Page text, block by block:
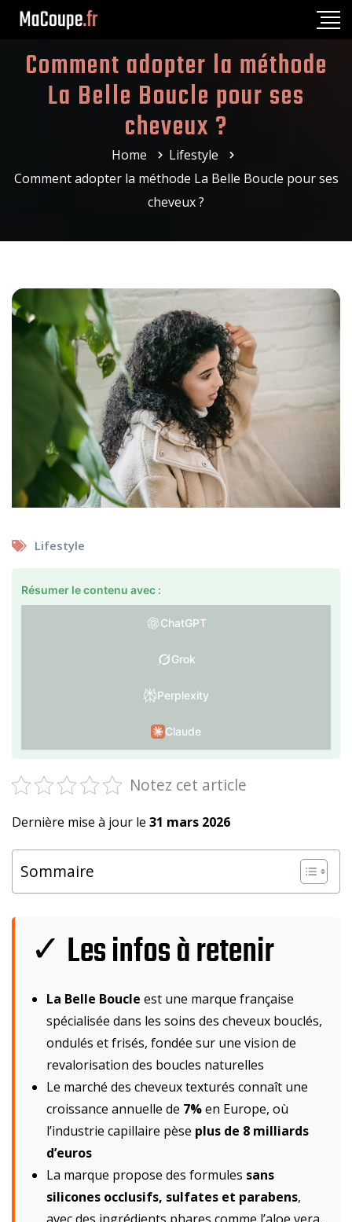
Comment adopter la méthode
La Belle Boucle pour ses
cheveux ?
Home
Lifestyle
Comment adopter la méthode La Belle Boucle pour ses
cheveux ?
Lifestyle
Résumer le contenu avec :
ChatGPT
Grok
Perplexity
Claude
Notez cet article
Dernière mise à jour le 31 mars 2026
Sommaire
✓ Les infos à retenir
La Belle Boucle est une marque française
spécialisée dans les soins des cheveux bouclés,
ondulés et frisés, fondée sur une vision de
revalorisation des boucles naturelles
Le marché des cheveux texturés connaît une
croissance annuelle de 7%en Europe, où
l’industrie capillaire pèse plus de 8 milliards
d’euros
La marque propose des formules sans
silicones occlusifs, sulfates et parabens,